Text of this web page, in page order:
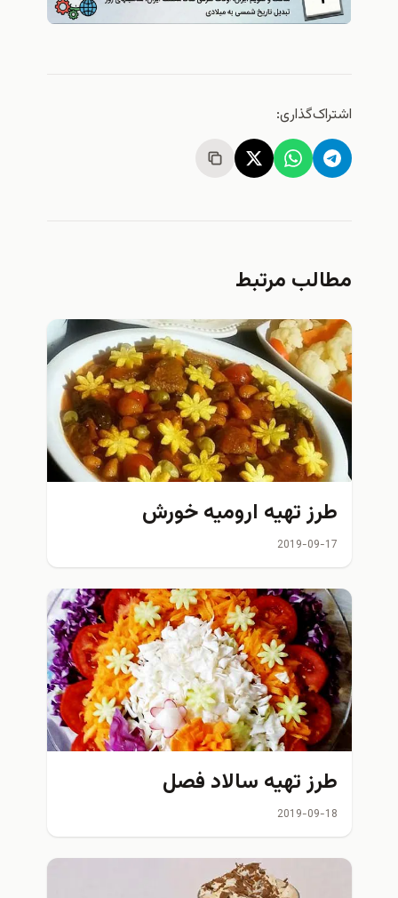
اشتراک‌گذاری:
مطالب مرتبط
طرز تهیه ارومیه خورش
2019-09-17
طرز تهیه سالاد فصل
2019-09-18